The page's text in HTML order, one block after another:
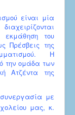
είναι μία
εκμάθηση του
Πρέσβεις της
Η
την ομάδα των
Ατζέντα της
με
μας, κ.